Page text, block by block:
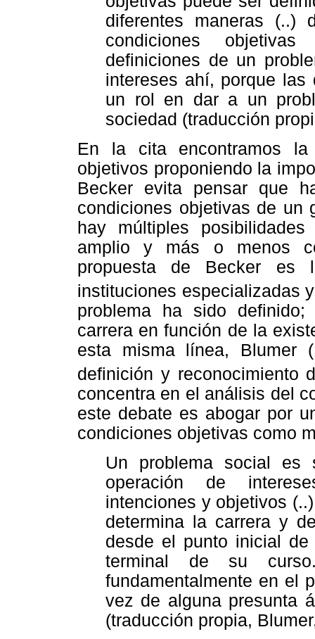
diferentes maneras (..)
condiciones
definiciones de un
intereses ahí, porque
un rol en dar a un
sociedad (traducción
En la cita encontramos la
objetivos proponiendo la
Becker evita pensar que
condiciones objetivas de un
hay múltiples
amplio y más o menos
propuesta de Becker es
instituciones especializadas
problema ha sido
carrera en función de la
esta misma línea, Blumer
definición y reconocimiento
concentra en el análisis del
este debate es abogar por
condiciones objetivas como
Un problema social es
operación de
intenciones y objetivos
determina la carrera y
desde el punto inicial
terminal de su
fundamentalmente en el
vez de alguna presunta
(traducción propia,